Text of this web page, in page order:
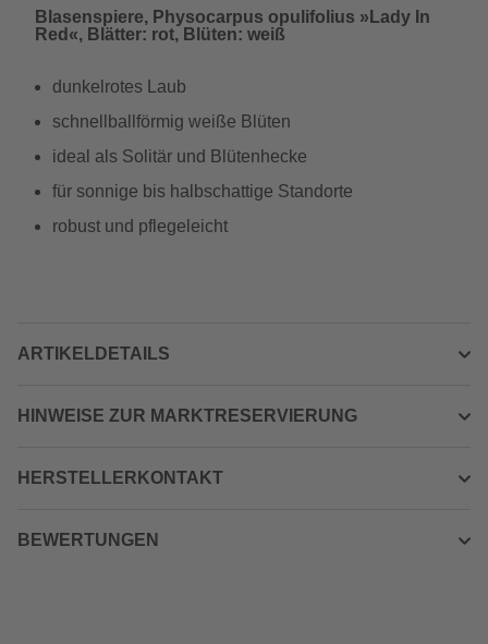
Blasenspiere, Physocarpus opulifolius »Lady In
Red«, Blätter: rot, Blüten: weiß
dunkelrotes Laub
schnellballförmig weiße Blüten
ideal als Solitär und Blütenhecke
für sonnige bis halbschattige Standorte
robust und pflegeleicht
ARTIKELDETAILS
HINWEISE ZUR MARKTRESERVIERUNG
HERSTELLERKONTAKT
BEWERTUNGEN